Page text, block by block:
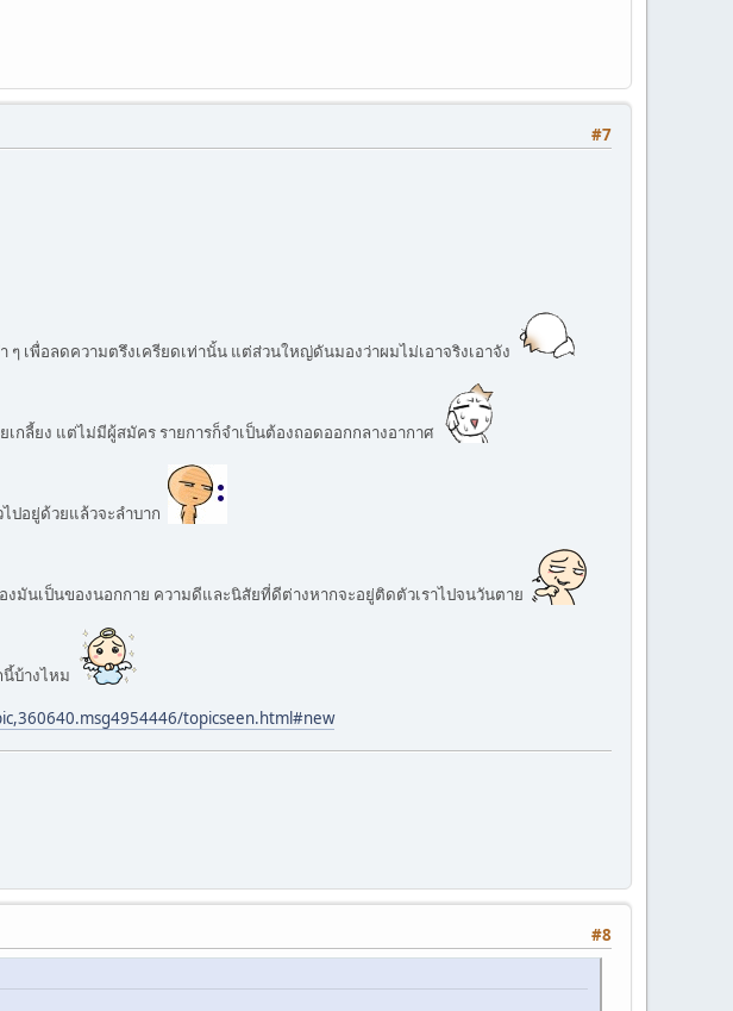
#7
เพื่อลดความตรึงเครียดเท่านั้น แต่ส่วนใหญ่ดันมองว่าผมไม่เอาจริงเอาจัง
ลี้ยง แต่ไม่มีผู้สมัคร รายการก็จำเป็นต้องถอดออกกลางอากาศ
ปอยู่ด้วยแล้วจะลำบาก
มันเป็นของนอกกาย ความดีและนิสัยที่ดีต่างหากจะอยู่ติดตัวเราไปจนวันตาย
บ้างไหม
topicseen.html#new
#8